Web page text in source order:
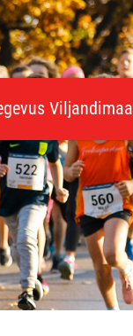
Viljandimaal